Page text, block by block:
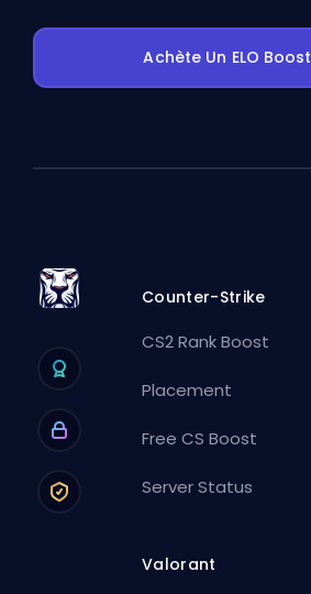
Achète Un ELO Boost
Counter-Strike
CS2 Rank Boost
Placement
Free CS Boost
Server Status
Valorant